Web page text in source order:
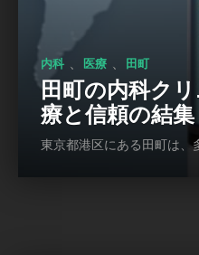
内科 、 医療 、 田町
田町の内科ク
療と信頼の結集
東京都港区にある田町は、